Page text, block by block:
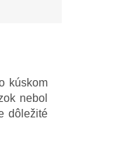
kúskom
nebol
dôležité